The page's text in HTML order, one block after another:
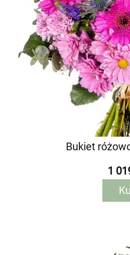
Bukiet
1